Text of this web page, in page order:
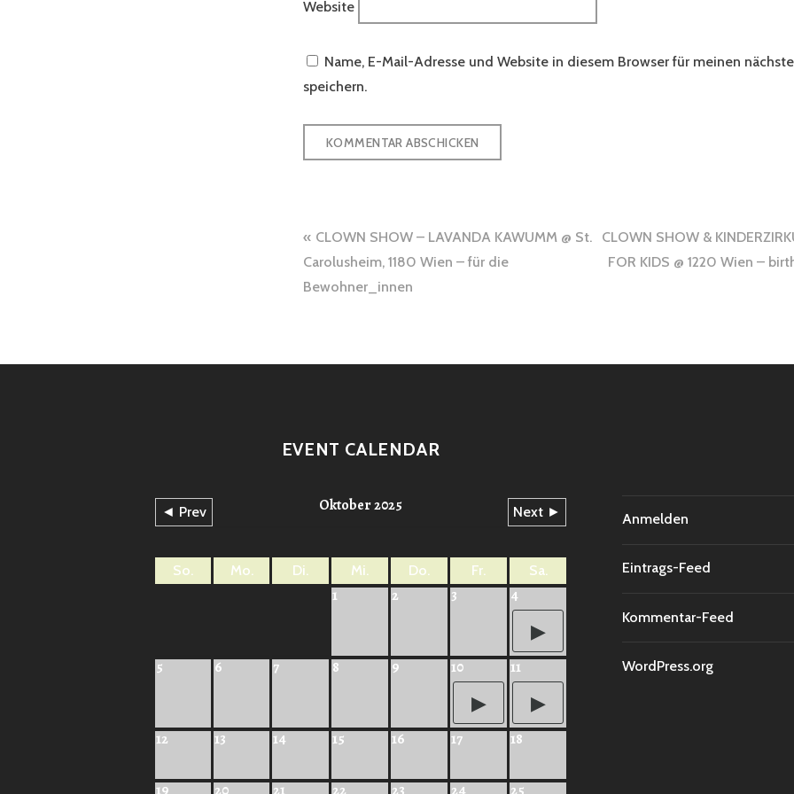
Website
Name, E-Mail-Adresse und Website in diesem Browser für meinen
speichern.
Beitragsnavigation
CLOWN SHOW – LAVANDA KAWUMM @ St.
Carolusheim, 1180 Wien – für die
Bewohner_innen
CLOWN SHOW &
FOR KIDS @ 1220 Wien –
EVENT CALENDAR
◄ Prev Oktober 2025 Next ►
So. Mo. Di. Mi. Do. Fr. Sa.
1 2 3 4
5 6 7 8 9 10 11
12 13 14 15 16 17 18
Anmelden
Eintrags-Feed
Kommentar-Feed
WordPress.org